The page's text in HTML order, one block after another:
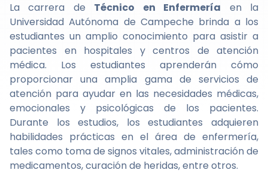
La carrera de Técnico en Enfermería en la
Universidad Autónoma de Campeche brinda a los
estudiantes un amplio conocimiento para asistir a
pacientes en hospitales y centros de atención
médica. Los estudiantes aprenderán cómo
proporcionar una amplia gama de servicios de
atención para ayudar en las necesidades médicas,
emocionales y psicológicas de los pacientes.
Durante los estudios, los estudiantes adquieren
habilidades prácticas en el área de enfermería,
tales como toma de signos vitales, administración de
medicamentos, curación de heridas, entre otros.